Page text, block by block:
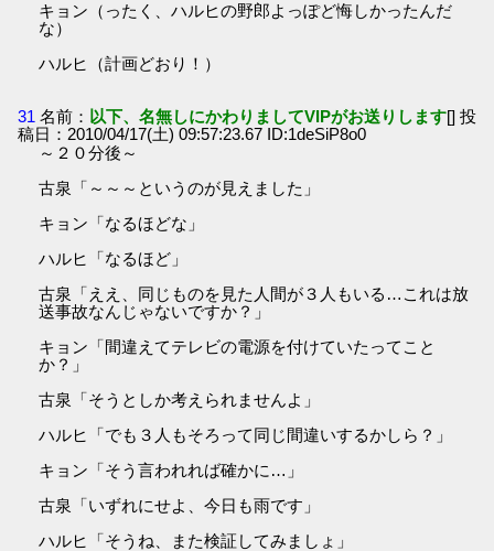
キョン（ったく、ハルヒの野郎よっぽど悔しかったんだ
な）
ハルヒ（計画どおり！）
31 名前： 以下、名無しにかわりましてVIPがお送りします[] 投
稿日：2010/04/17(土) 09:57:23.67 ID:1deSiP8o0
～２０分後～
古泉「～～～というのが見えました」
キョン「なるほどな」
ハルヒ「なるほど」
古泉「ええ、同じものを見た人間が３人もいる…これは放
送事故なんじゃないですか？」
キョン「間違えてテレビの電源を付けていたってこと
か？」
古泉「そうとしか考えられませんよ」
ハルヒ「でも３人もそろって同じ間違いするかしら？」
キョン「そう言われれば確かに…」
古泉「いずれにせよ、今日も雨です」
ハルヒ「そうね、また検証してみましょ」